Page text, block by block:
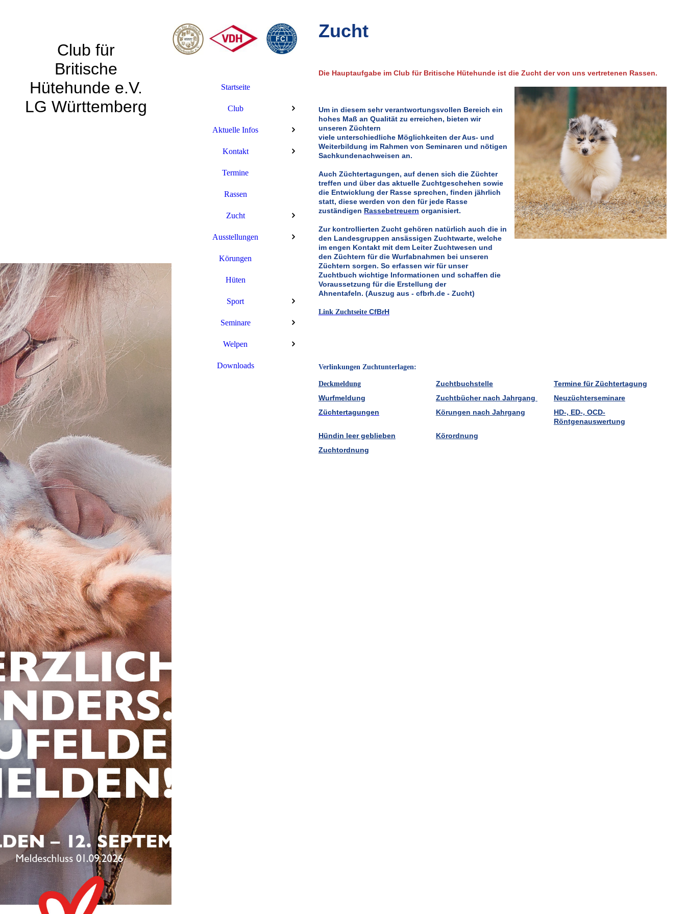
Club für
Britische
Hütehunde e.V.
LG Württemberg
Startseite
Club
Aktuelle Infos
Kontakt
Termine
Rassen
Zucht
Ausstellungen
Körungen
Hüten
Sport
Seminare
Welpen
Downloads
Zucht
Die Hauptaufgabe im Club für Britische Hütehunde ist die Zucht der von uns vertretenen Rassen.
Um in diesem sehr verantwortungsvollen Bereich ein
hohes Maß an Qualität zu erreichen, bieten wir
unseren Züchtern
viele unterschiedliche Möglichkeiten der Aus- und
Weiterbildung im Rahmen von Seminaren und nötigen
Sachkundenachweisen an.
Auch Züchtertagungen, auf denen sich die Züchter
treffen und über das aktuelle Zuchtgeschehen sowie
die Entwicklung der Rasse sprechen, finden jährlich
statt, diese werden von den für jede Rasse
zuständigen Rassebetreuern organisiert.
Zur kontrollierten Zucht gehören natürlich auch die in
den Landesgruppen ansässigen Zuchtwarte, welche
im engen Kontakt mit dem Leiter Zuchtwesen und
den Züchtern für die Wurfabnahmen bei unseren
Züchtern sorgen. So erfassen wir für unser
Zuchtbuch wichtige Informationen und schaffen die
Voraussetzung für die Erstellung der
Ahnentafeln. (Auszug aus - cfbrh.de - Zucht)
Link Zuchtseite CfBrH
Verlinkungen Zuchtunterlagen:
Deckmeldung Zuchtbuchstelle
Termine für Züchtertagung
Wurfmeldung
Zuchtbücher nach Jahrgang
Neuzüchterseminare
Züchtertagungen
Körungen nach Jahrgang
HD-, ED-, OCD-
Röntgenauswertung
Hündin leer geblieben
Körordnung
Zuchtordnung